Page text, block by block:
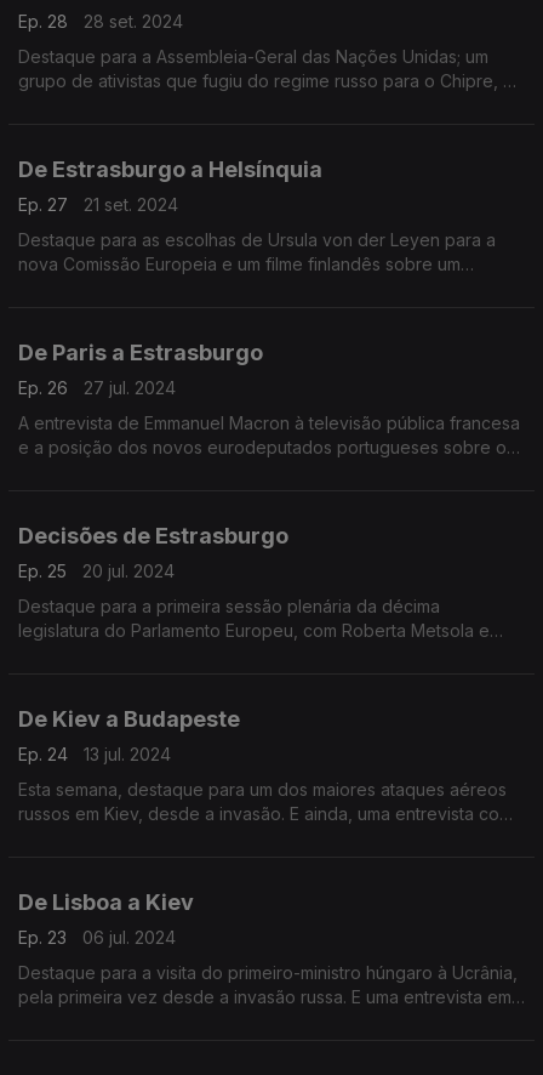
Ep. 28
28 set. 2024
Destaque para a Assembleia-Geral das Nações Unidas; um
grupo de ativistas que fugiu do regime russo para o Chipre, e
De Estrasburgo a Helsínquia
Ep. 27
21 set. 2024
Destaque para as escolhas de Ursula von der Leyen para a
nova Comissão Europeia e um filme finlandês sobre um
De Paris a Estrasburgo
Ep. 26
27 jul. 2024
A entrevista de Emmanuel Macron à televisão pública francesa
e a posição dos novos eurodeputados portugueses sobre o
Decisões de Estrasburgo
Ep. 25
20 jul. 2024
Destaque para a primeira sessão plenária da décima
legislatura do Parlamento Europeu, com Roberta Metsola e
De Kiev a Budapeste
Ep. 24
13 jul. 2024
Esta semana, destaque para um dos maiores ataques aéreos
russos em Kiev, desde a invasão. E ainda, uma entrevista com
De Lisboa a Kiev
Ep. 23
06 jul. 2024
Destaque para a visita do primeiro-ministro húngaro à Ucrânia,
pela primeira vez desde a invasão russa. E uma entrevista em